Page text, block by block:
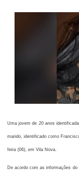
Uma jovem de 20 anos
marido, identificado como
feira (06), em Vila Nova.
De acordo com as informações